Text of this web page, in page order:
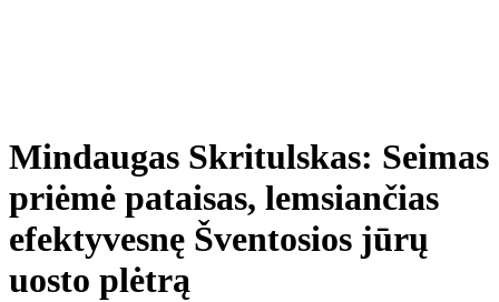
Mindaugas Skritulskas: Seimas
priėmė pataisas, lemsiančias
efektyvesnę Šventosios jūrų
uosto plėtrą